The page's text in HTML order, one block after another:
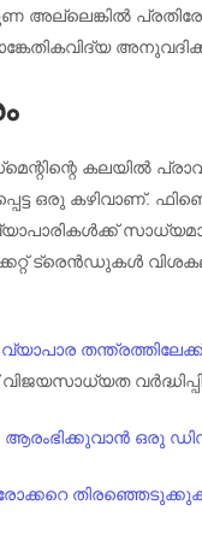
അല്ലെങ്കിൽ
കലയിൽ
ഒരു കഴിവാണ്.
ട്രെൻഡുകൾ
വ്യാപാര തന്ത്രത്തിലേക്ക്
ആരംഭിക്കുവാൻ ഒരു